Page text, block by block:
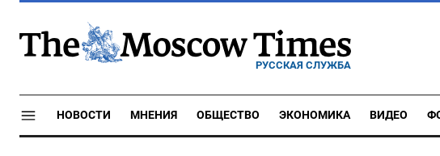
РУССКАЯ СЛУЖБА
НОВОСТИ МНЕНИЯ ОБЩЕСТВО ЭКОНОМИКА ВИДЕО